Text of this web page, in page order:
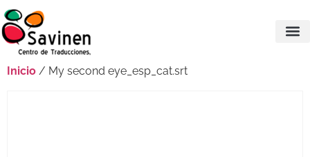
Inicio / My second eye_esp_cat.srt